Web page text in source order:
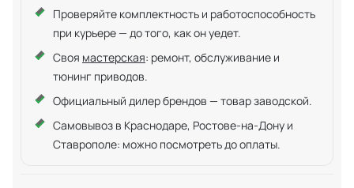
Проверяйте комплектность и работоспособность
при курьере — до того, как он уедет.
Своя мастерская: ремонт, обслуживание и
тюнинг приводов.
Официальный дилер брендов — товар заводской.
Самовывоз в Краснодаре, Ростове-на-Дону и
Ставрополе: можно посмотреть до оплаты.